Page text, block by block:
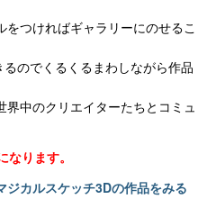
つければギャラリーにのせるこ
のでくるくるまわしながら作品
界中のクリエイターたちとコミュ
ります。
ジカルスケッチ3Dの作品をみる